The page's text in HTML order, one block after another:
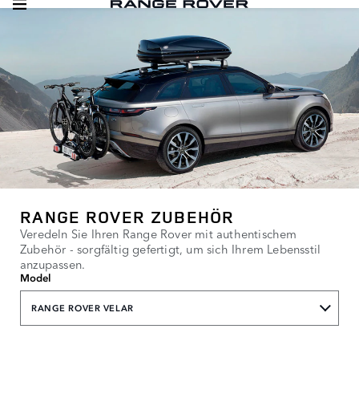
RANGE ROVER ZUBEHÖR
Veredeln Sie Ihren Range Rover mit authentischem
Zubehör - sorgfältig gefertigt, um sich Ihrem Lebensstil
anzupassen.
Model
RANGE ROVER VELAR